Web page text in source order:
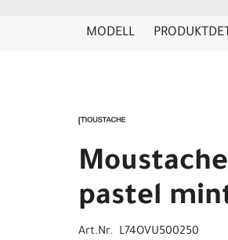
MODELL
pastel
Art.Nr. L74OVU500250